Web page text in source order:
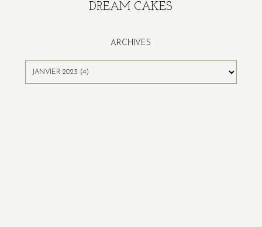
DREAM CAKES
ARCHIVES